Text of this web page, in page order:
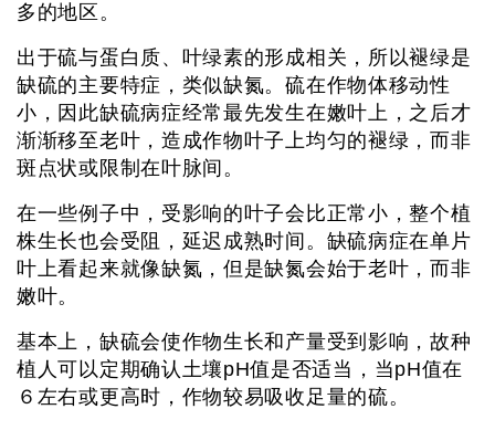
多的地区。
出于硫与蛋白质、叶绿素的形成相关，所以褪绿是
缺硫的主要特症，类似缺氮。硫在作物体移动性
小，因此缺硫病症经常最先发生在嫩叶上，之后才
渐渐移至老叶，造成作物叶子上均匀的褪绿，而非
斑点状或限制在叶脉间。
在一些例子中，受影响的叶子会比正常小，整个植
株生长也会受阻，延迟成熟时间。缺硫病症在单片
叶上看起来就像缺氮，但是缺氮会始于老叶，而非
嫩叶。
基本上，缺硫会使作物生长和产量受到影响，故种
植人可以定期确认土壤pH值是否适当，当pH值在
６左右或更高时，作物较易吸收足量的硫。